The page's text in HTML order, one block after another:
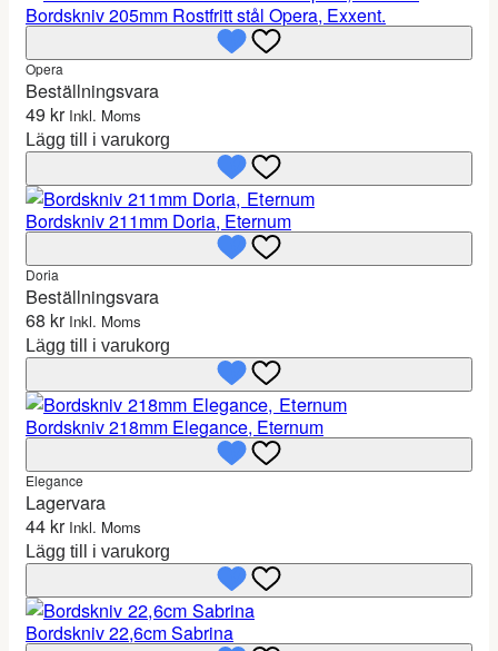
Bordskniv 205mm Rostfritt stål Opera, Exxent.
Opera
Beställningsvara
49 kr Inkl. Moms
Lägg till i varukorg
Bordskniv 211mm Doria, Eternum
Doria
Beställningsvara
68 kr Inkl. Moms
Lägg till i varukorg
Bordskniv 218mm Elegance, Eternum
Elegance
Lagervara
44 kr Inkl. Moms
Lägg till i varukorg
Bordskniv 22,6cm Sabrina